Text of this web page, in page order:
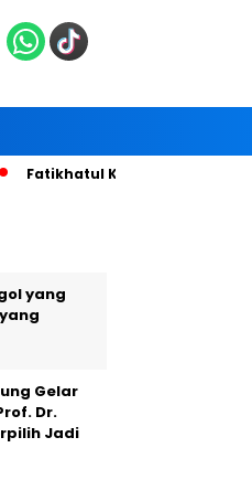
Khoiriyah Resmi Pimpin
yang
Gelar
Dr.
Jadi